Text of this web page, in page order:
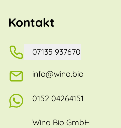
Kontakt
07135 937670
info@wino.bio
0152 04264151
Wino Bio GmbH